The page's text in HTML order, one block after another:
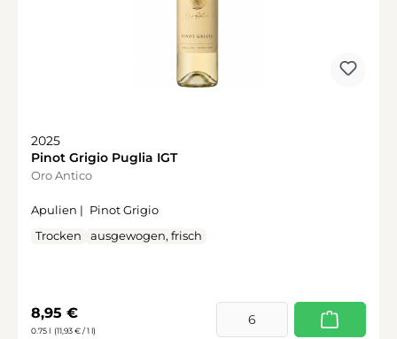
2025
Pinot Grigio Puglia IGT
Oro Antico
Apulien | Pinot Grigio
Trocken
ausgewogen, frisch
Regulärer Preis:
8,95 €
0.75 l (11,93 € / 1 l)